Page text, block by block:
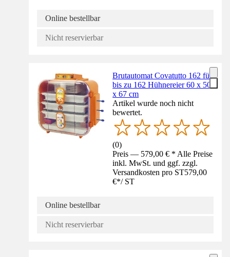
Online bestellbar
Nicht reservierbar
Brutautomat Covatutto 162 für
bis zu 162 Hühnereier 60 x 50
x 67 cm
Artikel wurde noch nicht
bewertet.
(0)
Preis — 579,00 € * Alle Preise
inkl. MwSt. und ggf. zzgl.
Versandkosten pro ST579,00
€*/ ST
Online bestellbar
Nicht reservierbar